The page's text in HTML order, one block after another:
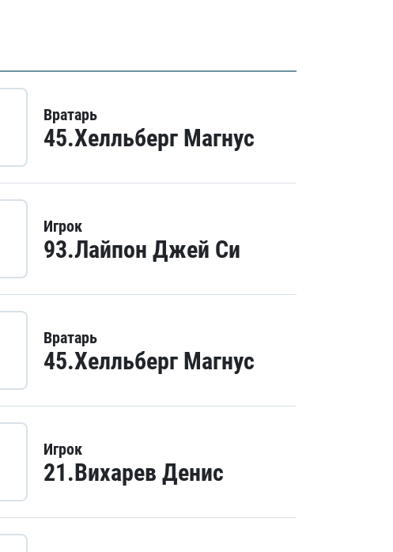
Вратарь
45.Хелльберг Магнус
Игрок
93.Лайпон Джей Си
Вратарь
45.Хелльберг Магнус
Игрок
21.Вихарев Денис